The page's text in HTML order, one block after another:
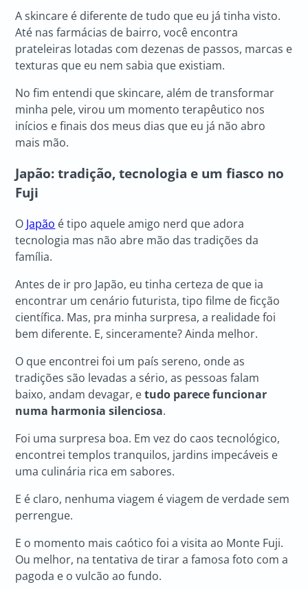
A skincare é diferente de tudo que eu já tinha visto.
Até nas farmácias de bairro, você encontra
prateleiras lotadas com dezenas de passos, marcas e
texturas que eu nem sabia que existiam.
No fim entendi que skincare, além de transformar
minha pele, virou um momento terapêutico nos
inícios e finais dos meus dias que eu já não abro
mais mão.
Japão: tradição, tecnologia e um fiasco no
Fuji
O Japão é tipo aquele amigo nerd que adora
tecnologia mas não abre mão das tradições da
família.
Antes de ir pro Japão, eu tinha certeza de que ia
encontrar um cenário futurista, tipo filme de ficção
científica. Mas, pra minha surpresa, a realidade foi
bem diferente. E, sinceramente? Ainda melhor.
O que encontrei foi um país sereno, onde as
tradições são levadas a sério, as pessoas falam
baixo, andam devagar, etudo parece funcionar
numa harmonia silenciosa.
Foi uma surpresa boa. Em vez do caos tecnológico,
encontrei templos tranquilos, jardins impecáveis e
uma culinária rica em sabores.
E é claro, nenhuma viagem é viagem de verdade sem
perrengue.
E o momento mais caótico foi a visita ao Monte Fuji.
Ou melhor, na tentativa de tirar a famosa foto com a
pagoda e o vulcão ao fundo.